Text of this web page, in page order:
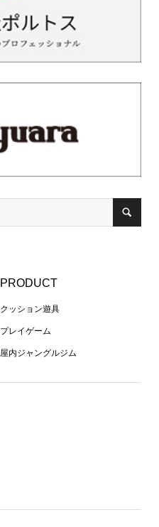
PRODUCT
クッション遊具
プレイゲーム
屋内ジャングルジム